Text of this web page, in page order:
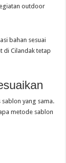
outdoor
bahan sesuai
di Cilandak tetap
yang sama.
metode sablon